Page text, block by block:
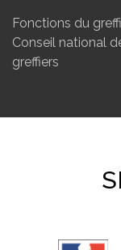
Fonctions du
Conseil national
greffiers